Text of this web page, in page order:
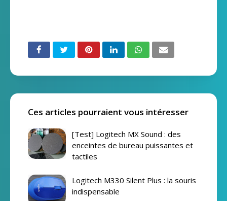
Ces articles pourraient vous intéresser
[Test] Logitech MX Sound : des
enceintes de bureau puissantes et
tactiles
Logitech M330 Silent Plus : la souris
indispensable